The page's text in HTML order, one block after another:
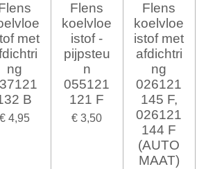
met
ng
B
€ 4,95
Flens
koelvloe
istof -
pijpsteu
n
055121
121 F
€ 3,50
Flens
koelvloe
istof met
afdichtri
ng
026121
145 F,
026121
144 F
(AUTO
MAAT)